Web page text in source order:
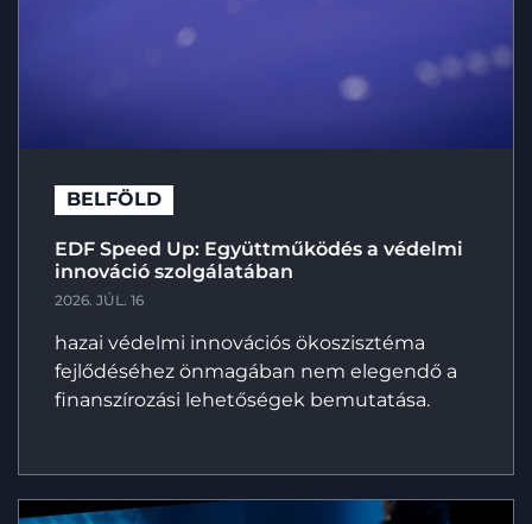
BELFÖLD
EDF Speed Up: Együttműködés a védelmi
innováció szolgálatában
2026. JÚL. 16
hazai védelmi innovációs ökoszisztéma
fejlődéséhez önmagában nem elegendő a
finanszírozási lehetőségek bemutatása.